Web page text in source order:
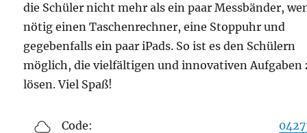
die Schüler nicht mehr als ein paar Messbänder,
nötig einen Taschenrechner, eine Stoppuhr und
gegebenfalls ein paar iPads. So ist es den Schülern
möglich, die vielfältigen und innovativen Aufgaben
lösen. Viel Spaß!
Code: